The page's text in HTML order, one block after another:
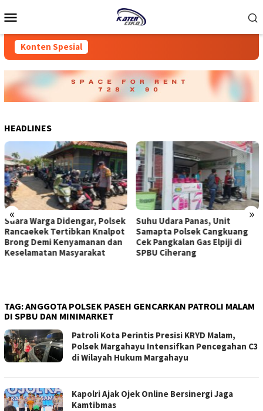
ke
Mobile
Konten Spesial
HEADLINES
« »
Suara Warga Didengar, Polsek
Rancaekek Tertibkan Knalpot
Brong Demi Kenyamanan dan
Keselamatan Masyarakat
Suhu Udara Panas, Unit
Samapta Polsek Cangkuang
Cek Pangkalan Gas Elpiji di
SPBU Ciherang
TAG:ANGGOTA POLSEK PASEH GENCARKAN PATROLI MALAM
DI SPBU DAN MINIMARKET
Patroli Kota Perintis Presisi KRYD Malam,
Polsek Margahayu Intensifkan Pencegahan C3
di Wilayah Hukum Margahayu
Kapolri Ajak Ojek Online Bersinergi Jaga
Kamtibmas